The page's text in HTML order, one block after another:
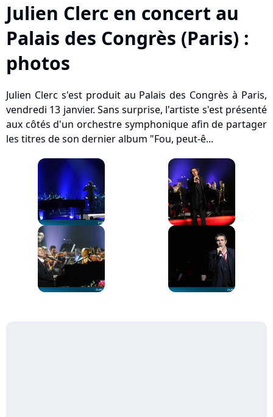
Julien Clerc en concert au
Palais des Congrès (Paris) :
photos
Julien Clerc s'est produit au Palais des Congrès à Paris,
vendredi 13 janvier. Sans surprise, l'artiste s'est présenté
aux côtés d'un orchestre symphonique afin de partager
les titres de son dernier album "Fou, peut-ê...